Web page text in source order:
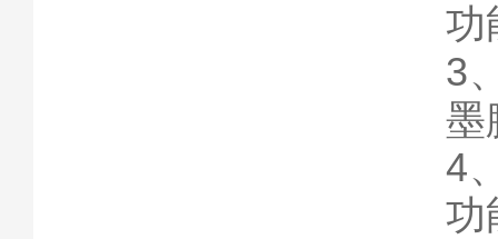
功
3
墨
4
功